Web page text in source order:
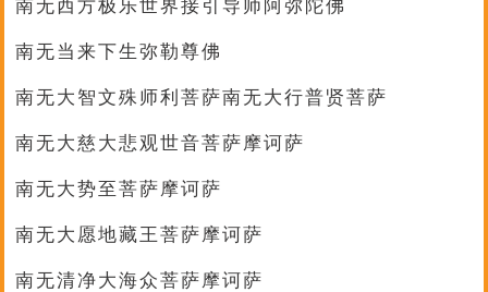
南无西方极乐世界接引导师阿弥陀佛
南无当来下生弥勒尊佛
南无大智文殊师利菩萨南无大行普贤菩萨
南无大慈大悲观世音菩萨摩诃萨
南无大势至菩萨摩诃萨
南无大愿地藏王菩萨摩诃萨
南无清净大海众菩萨摩诃萨